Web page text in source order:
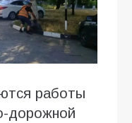
работы
дорожной